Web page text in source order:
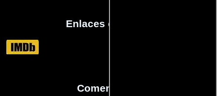
Enlaces externos
Comentarios